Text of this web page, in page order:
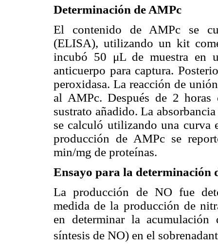
Determinación de AMPc
El contenido de AMPc se
(ELISA), utilizando un kit
incubó 50 μL de muestra en
anticuerpo para captura.
peroxidasa. La reacción de
al AMPc. Después de 2
sustrato añadido. La
se calculó utilizando una curva
producción de AMPc se
min/mg de proteínas.
Ensayo para la determinación
La producción de NO fue
medida de la producción de
en determinar la
síntesis de NO) en el